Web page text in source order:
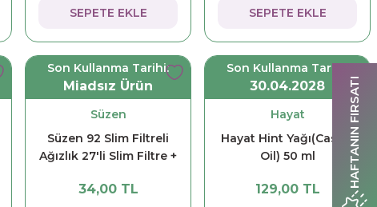
HAFTANIN FIRSATI
SEPETE EKLE SEPETE EKLE
Son Kullanma Tarihi:
Miadsız Ürün
Süzen
Süzen 92 Slim Filtreli
Ağızlık 27'li Slim Filtre +
34,00 TL
Son Kullanma Tarihi:
30.04.2028
Hayat
Hayat Hint Yağı(Castor
Oil) 50 ml
129,00 TL